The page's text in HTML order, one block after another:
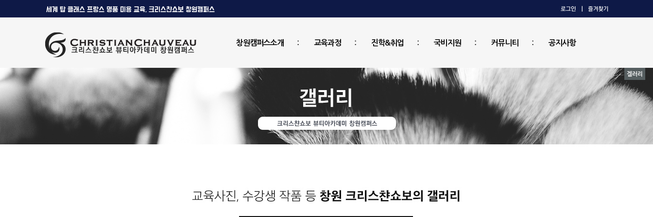
창원캠퍼스소개 교육과정 진학&취업 국비지원 커뮤니티 공지사항
겔러리